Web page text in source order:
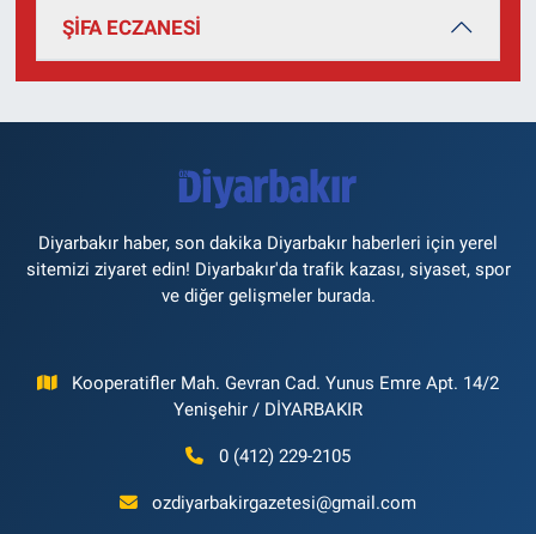
ŞİFA ECZANESİ
Diyarbakır haber, son dakika Diyarbakır haberleri için yerel
sitemizi ziyaret edin! Diyarbakır'da trafik kazası, siyaset, spor
ve diğer gelişmeler burada.
Kooperatifler Mah. Gevran Cad. Yunus Emre Apt. 14/2
Yenişehir / DİYARBAKIR
0 (412) 229-2105
ozdiyarbakirgazetesi@gmail.com